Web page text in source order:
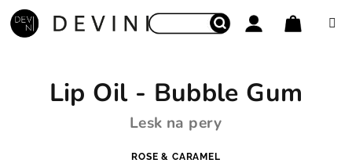
Prejsť na obsah
Lip Oil - Bubble Gum
Lesk na pery
ROSE & CARAMEL